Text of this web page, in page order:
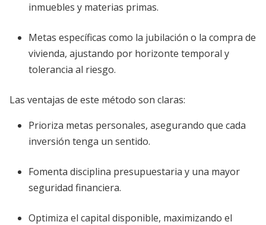
inmuebles y materias primas.
Metas específicas como la jubilación o la compra de
vivienda, ajustando por horizonte temporal y
tolerancia al riesgo.
Las ventajas de este método son claras:
Prioriza metas personales, asegurando que cada
inversión tenga un sentido.
Fomenta disciplina presupuestaria y una mayor
seguridad financiera.
Optimiza el capital disponible, maximizando el